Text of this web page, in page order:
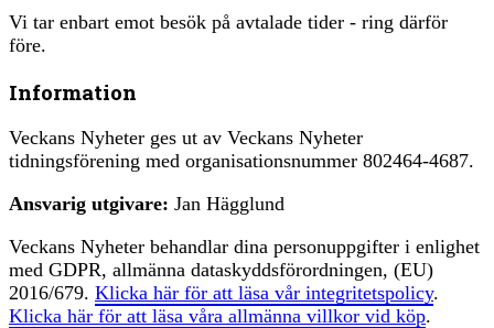
Vi tar enbart emot besök på avtalade tider - ring därför
före.
Information
Veckans Nyheter ges ut av Veckans Nyheter
tidningsförening med organisationsnummer 802464-4687.
Ansvarig utgivare: Jan Hägglund
Veckans Nyheter behandlar dina personuppgifter i enlighet
med GDPR, allmänna dataskyddsförordningen, (EU)
2016/679. Klicka här för att läsa vår integritetspolicy.
Klicka här för att läsa våra allmänna villkor vid köp.